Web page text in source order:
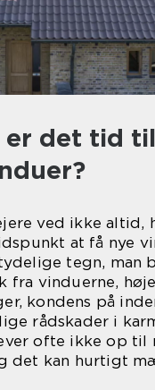
er det tid
ved ikke altid,
at få nye
tegn, man
fra vinduerne, høje
kondens på
rådskader i
ofte ikke op til
det kan hurtigt